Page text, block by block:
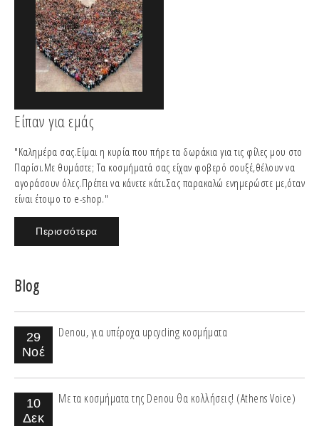
Είπαν για εμάς
"Καλημέρα σας.Είμαι η κυρία που πήρε τα δωράκια για τις φίλες μου στο
Παρίσι.Με θυμάστε; Τα κοσμήματά σας είχαν φοβερό σουξέ,θέλουν να
αγοράσουν όλες.Πρέπει να κάνετε κάτι.Σας παρακαλώ ενημερώστε με,όταν
είναι έτοιμο το e-shop."
Περισσότερα
Blog
29
Νοέ
Denou, για υπέροχα upcycling κοσμήματα
10
Δεκ
Με τα κοσμήματα της Denou θα κολλήσεις! (Athens Voice)